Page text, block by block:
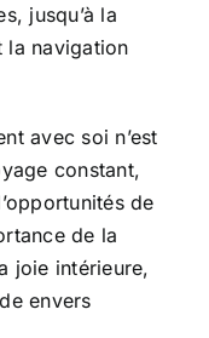
jusqu’à la
la navigation
avec soi n’est
constant,
de
de la
joie intérieure,
envers